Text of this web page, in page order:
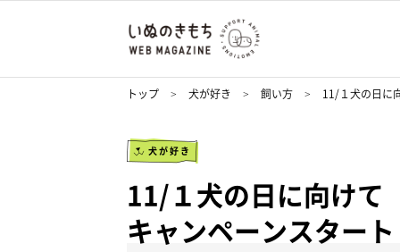
トップ 犬が好き 飼い方 11/１犬の日に
犬が好き
11/１犬の日に向けて
キャンペーンスター